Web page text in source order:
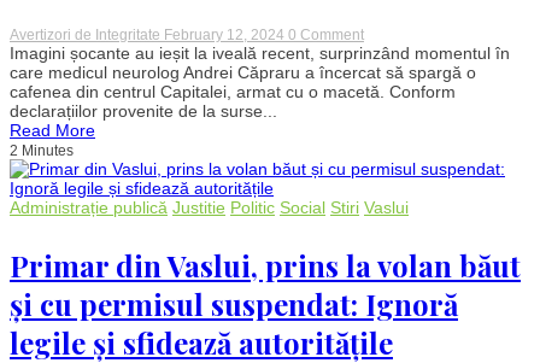
Avertizori de Integritate February 12, 2024 0 Commenton
Medic
neurolog
implicat
într-
Încercare
spargere
a
cafenele
cu
o
macetă
Imagini șocante au ieșit la iveală recent, surprinzând momentul în
care medicul neurolog Andrei Căpraru a încercat să spargă o
cafenea din centrul Capitalei, armat cu o macetă. Conform
declarațiilor provenite de la surse...
Read More
2 Minutes
Administrație publică Justitie Politic Social Stiri Vaslui
Primar din Vaslui, prins la volan băut
și cu permisul suspendat: Ignoră
legile și sfidează autoritățile